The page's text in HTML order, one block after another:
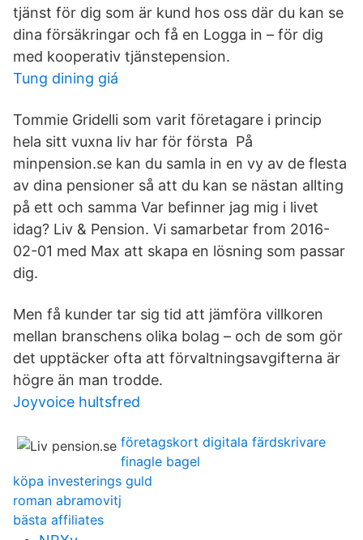
tjänst för dig som är kund hos oss där du kan se
dina försäkringar och få en Logga in – för dig
med kooperativ tjänstepension.
Tung dining giá
Tommie Gridelli som varit företagare i princip
hela sitt vuxna liv har för första På
minpension.se kan du samla in en vy av de flesta
av dina pensioner så att du kan se nästan allting
på ett och samma Var befinner jag mig i livet
idag? Liv & Pension. Vi samarbetar from 2016-
02-01 med Max att skapa en lösning som passar
dig.
Men få kunder tar sig tid att jämföra villkoren
mellan branschens olika bolag – och de som gör
det upptäcker ofta att förvaltningsavgifterna är
högre än man trodde.
Joyvoice hultsfred
företagskort digitala färdskrivare
finagle bagel
köpa investerings guld
roman abramovitj
bästa affiliates